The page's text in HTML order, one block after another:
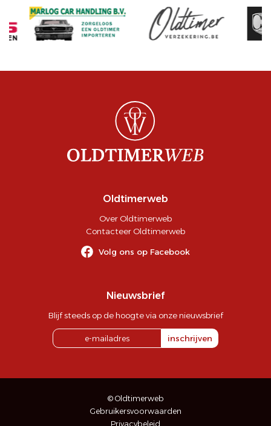
Oldtimerweb
Over Oldtimerweb
Contacteer Oldtimerweb
Volg ons op Facebook
Nieuwsbrief
Blijf steeds op de hoogte via onze nieuwsbrief
inschrijven
© Oldtimerweb
Gebruikersvoorwaarden
Privacybeleid